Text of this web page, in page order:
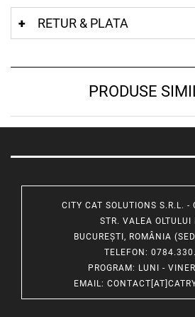
RETUR & PLATA
PRODUSE
CITY CAT SOLUTIONS S.R.L.
STR. VALEA OLTULUI
BUCUREȘTI, ROMÂNIA
TELEFON :
PROGRAM: LUNI -
EMAIL: